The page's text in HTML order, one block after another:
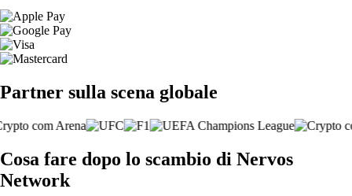
Partner sulla scena globale
Cosa fare dopo lo scambio di Nervos
Network